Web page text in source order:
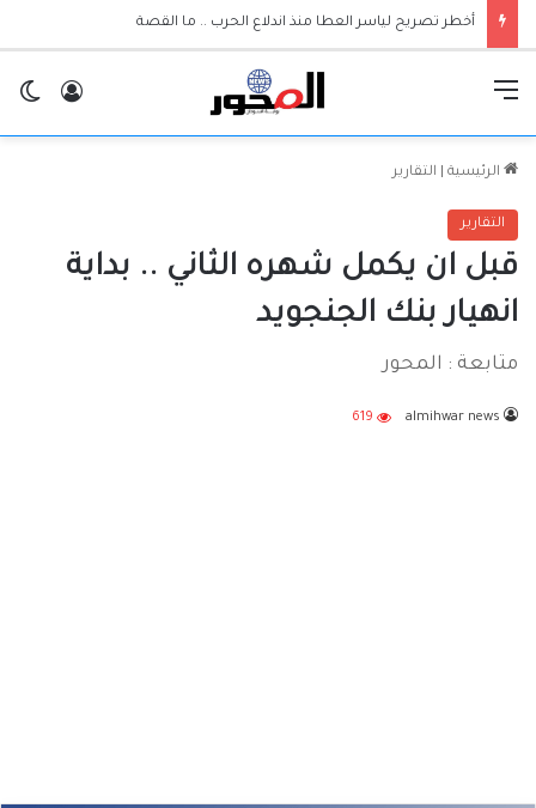
أخطر تصريح لياسر العطا منذ اندلاع الحرب .. ما القصة
الرئيسية التقارير
التقارير
قبل ان يكمل شهره الثاني .. بداية
انهيار بنك الجنجويد
متابعة : المحور
almihwar news
619